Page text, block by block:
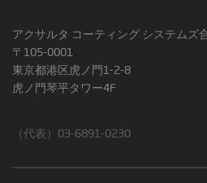
アクサルタ コーティング システムズ
〒105-0001
東京都港区虎ノ門1-2-8
虎ノ門琴平タワー4F
（代表）03-6891-0230